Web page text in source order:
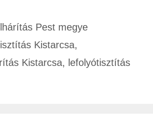
Pest megye
Kistarcsa,
Kistarcsa, lefolyótisztítás